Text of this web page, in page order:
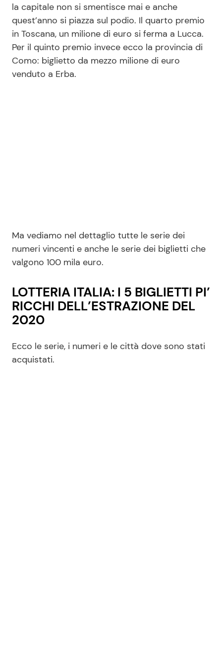
la capitale non si smentisce mai e anche
quest’anno si piazza sul podio. Il quarto premio
in Toscana, un milione di euro si ferma a Lucca.
Per il quinto premio invece ecco la provincia di
Como: biglietto da mezzo milione di euro
venduto a Erba.
Ma vediamo nel dettaglio tutte le serie dei
numeri vincenti e anche le serie dei biglietti che
valgono 100 mila euro.
LOTTERIA ITALIA: I 5 BIGLIETTI PI’
RICCHI DELL’ESTRAZIONE DEL
2020
Ecco le serie, i numeri e le città dove sono stati
acquistati.